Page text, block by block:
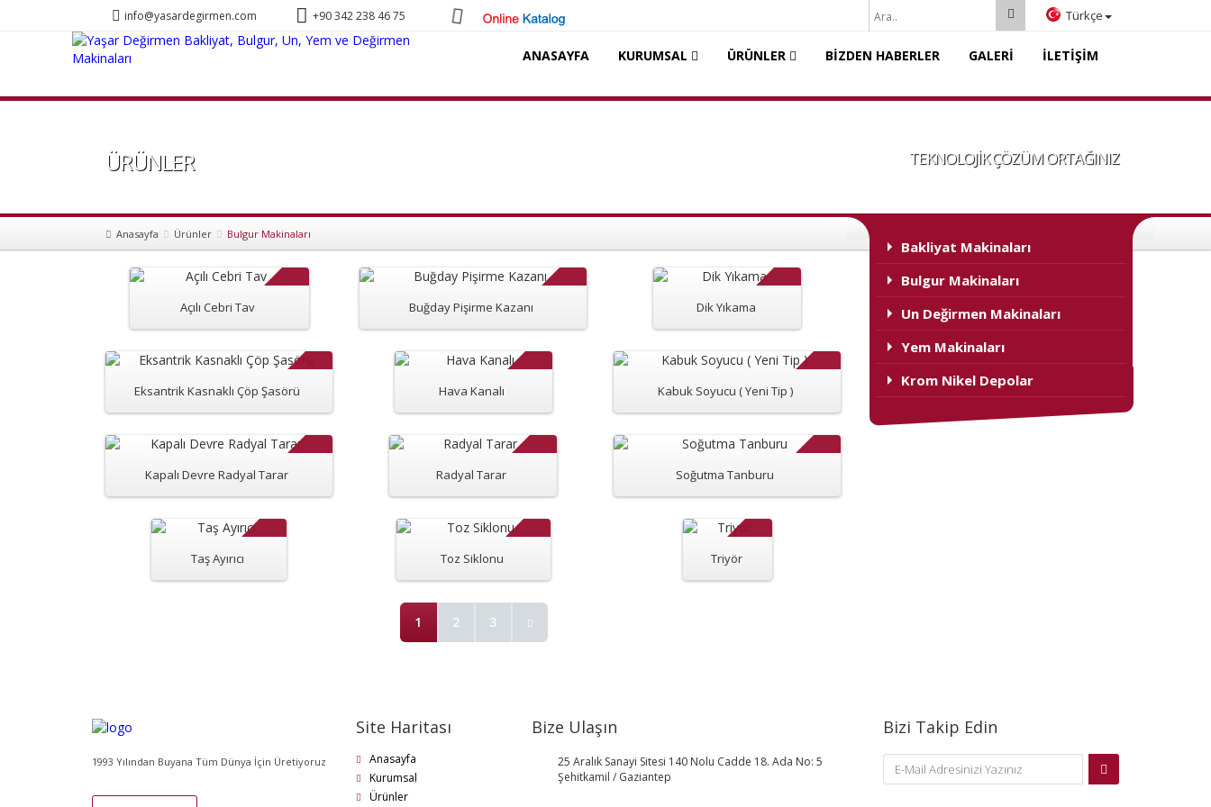
info@yasardegirmen.com +90 342 238 46 75 Türkçe
ANASAYFA KURUMSAL ÜRÜNLER BİZDEN HABERLER GALERİ İLETİŞİM
ÜRÜNLER TEKNOLOJİK ÇÖZÜM ORTAĞINIZ
Anasayfa Ürünler Bulgur Makinaları
Açılı Cebri Tav Buğday Pişirme Kazanı Dik Yıkama
Eksantrik Kasnaklı Çöp Şasörü Hava Kanalı Kabuk Soyucu ( Yeni Tip )
Kapalı Devre Radyal Tarar Radyal Tarar Soğutma Tanburu
Taş Ayırıcı Toz Siklonu Triyör
1 2 3
Bakliyat Makinaları
Bulgur Makinaları
Un Değirmen Makinaları
Yem Makinaları
Krom Nikel Depolar
1993 Yılından Buyana Tüm Dünya İçin Üretiyoruz
Site Haritası
Anasayfa
Kurumsal
Ürünler
Bize Ulaşın
25 Aralık Sanayi Sitesi 140 Nolu Cadde 18. Ada No: 5
Şehitkamil / Gaziantep
Bizi Takip Edin